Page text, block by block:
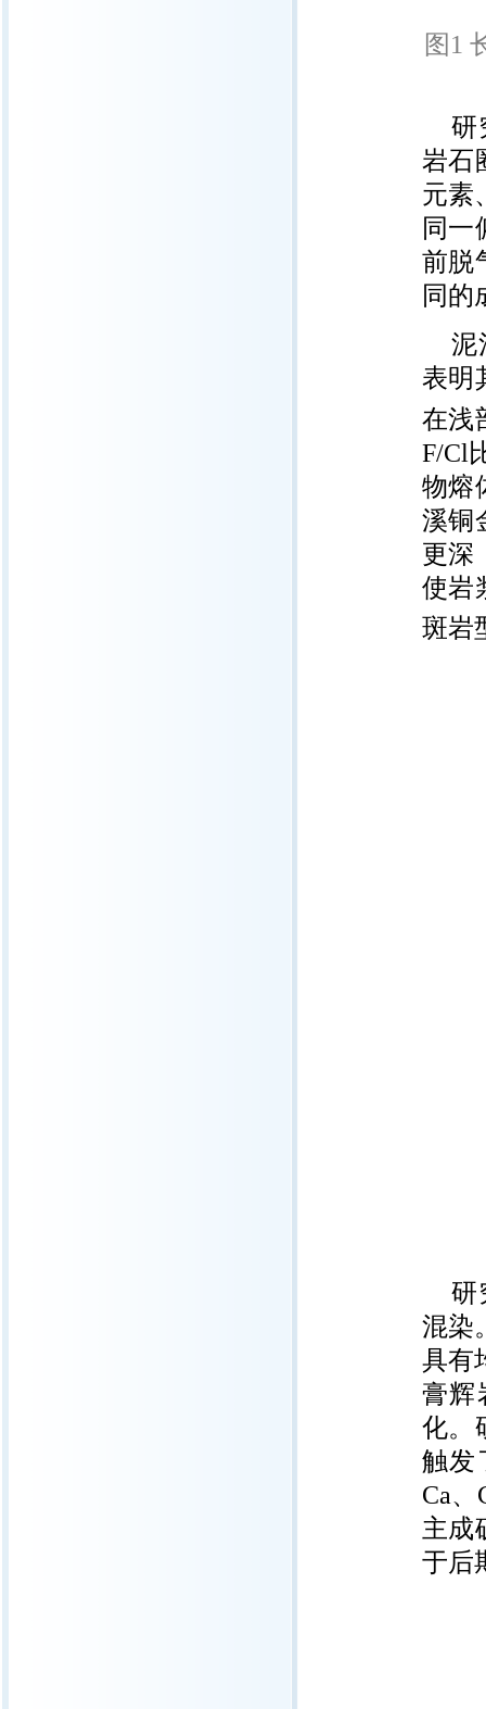
图1
研
岩石
元素
同一
前脱
同的
泥
表明
在浅
F/Cl
物熔
溪铜
更深
使岩
斑岩
研
混染
具有
膏辉
化。
触发
Ca
主成
于后